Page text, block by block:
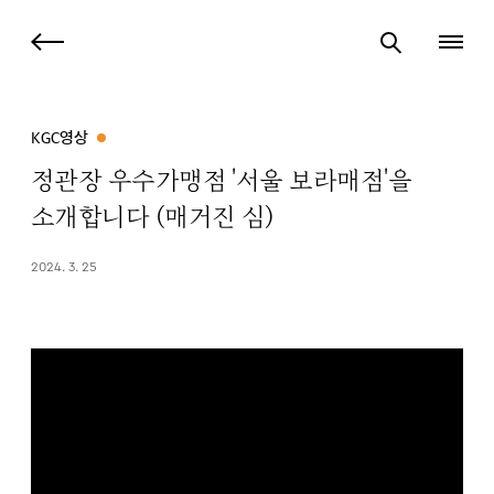
KGC영상
정관장 우수가맹점 '서울 보라매점'을
소개합니다 (매거진 심)
2024. 3. 25